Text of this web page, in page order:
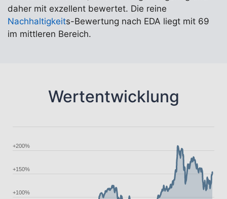
daher mit exzellent bewertet. Die reine
Nachhaltigkeits-Bewertung nach EDA liegt mit 69
im mittleren Bereich.
Wertentwicklung
+100%
+150%
+200%